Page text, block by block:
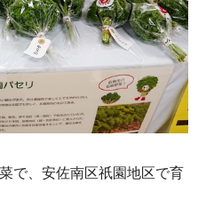
で、安佐南区祇園地区で育